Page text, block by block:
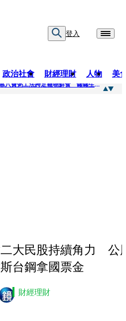
登入
政治社會 財經理財 人物 美
放手泰山拚再起1／詹岳霖靠八寶粥工法跨足寵物鮮食 罐罐生產前先請「叼嘴王后」試吃
大民股持續角力 公
台鋼拿國票金
財經理財